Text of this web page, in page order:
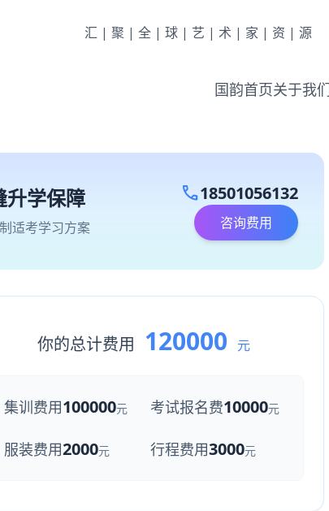
汇|聚|全|球|艺|术|家|资|源
国韵首页关于我
升学保障
适考学习方案
call18501056132
咨询费用
你的总计费用 120000 元
集训费用100000元 考试报名费10000元
服装费用2000元 行程费用3000元